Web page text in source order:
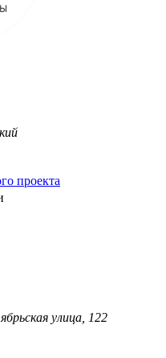
проекта
улица, 122